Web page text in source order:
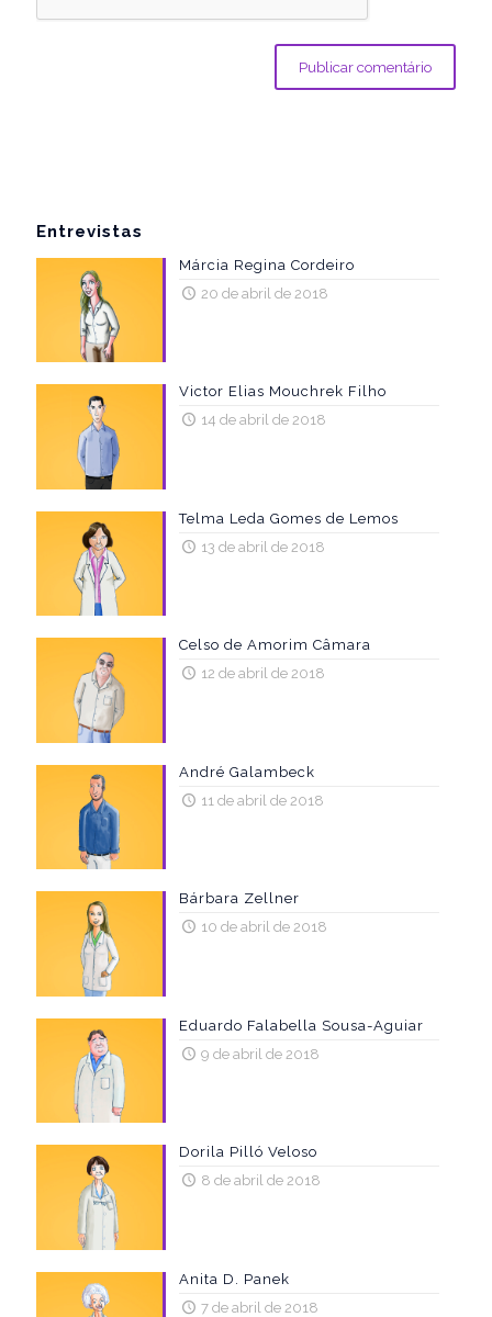
Entrevistas
Márcia Regina Cordeiro
20 de abril de 2018
Victor Elias Mouchrek Filho
14 de abril de 2018
Telma Leda Gomes de Lemos
13 de abril de 2018
Celso de Amorim Câmara
12 de abril de 2018
André Galambeck
11 de abril de 2018
Bárbara Zellner
10 de abril de 2018
Eduardo Falabella Sousa-Aguiar
9 de abril de 2018
Dorila Pilló Veloso
8 de abril de 2018
Anita D. Panek
7 de abril de 2018